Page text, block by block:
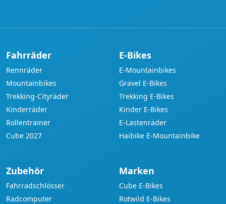
Fahrräder
Rennräder
Mountainbikes
Trekking-Cityräder
Kinderräder
Rollentrainer
Cube 2027
E-Bikes
E-Mountainbikes
Gravel E-Bikes
Trekking E-Bikes
Kinder E-Bikes
E-Lastenräder
Haibike E-Mountainbike
Zubehör
Fahrradschlösser
Radcomputer
Marken
Cube E-Bikes
Rotwild E-Bikes